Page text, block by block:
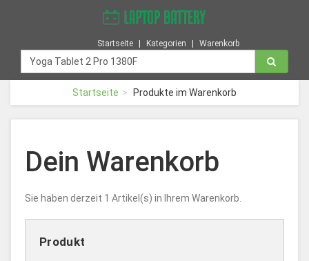
Startseite Kategorien Warenkorb
Startseite Produkte im Warenkorb
Dein Warenkorb
Sie haben derzeit 1 Artikel(s) in Ihrem Warenkorb.
Produkt